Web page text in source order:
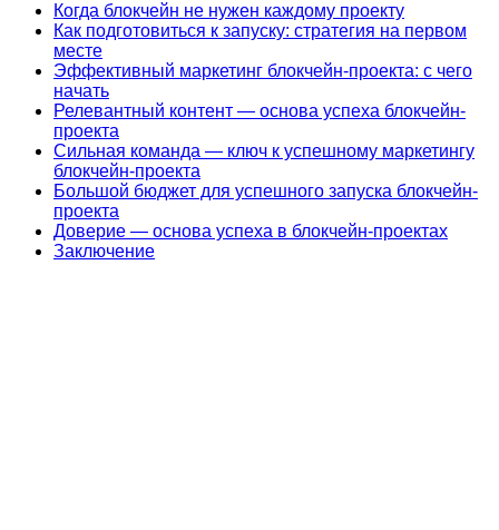
Когда блокчейн не нужен каждому проекту
Как подготовиться к запуску: стратегия на первом
месте
Эффективный маркетинг блокчейн-проекта: с чего
начать
Релевантный контент — основа успеха блокчейн-
проекта
Сильная команда — ключ к успешному маркетингу
блокчейн-проекта
Большой бюджет для успешного запуска блокчейн-
проекта
Доверие — основа успеха в блокчейн-проектах
Заключение